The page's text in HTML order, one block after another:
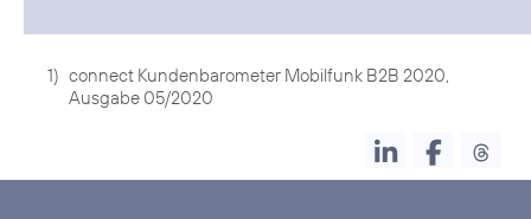
1) connect Kundenbarometer Mobilfunk B2B 2020,
Ausgabe 05/2020